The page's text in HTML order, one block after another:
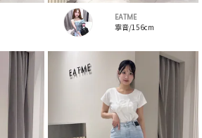
EATME
寧音/156cm